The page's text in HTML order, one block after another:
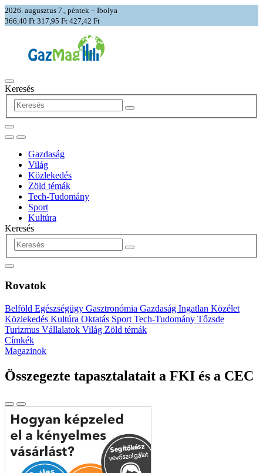
2026. augusztus 7., péntek – Ibolya
366,40 Ft 317,95 Ft 427,42 Ft
Keresés
Gazdaság
Világ
Közlekedés
Zöld témák
Tech-Tudomány
Sport
Kultúra
Keresés
Rovatok
Belföld Egészségügy Gasztronómia Gazdaság Ingatlan Közélet
Közlekedés Kultúra Oktatás Sport Tech-Tudomány Tőzsde
Turizmus Vállalatok Világ Zöld témák
Címkék
Magazinok
Összegezte tapasztalatait a FKI és a CEC